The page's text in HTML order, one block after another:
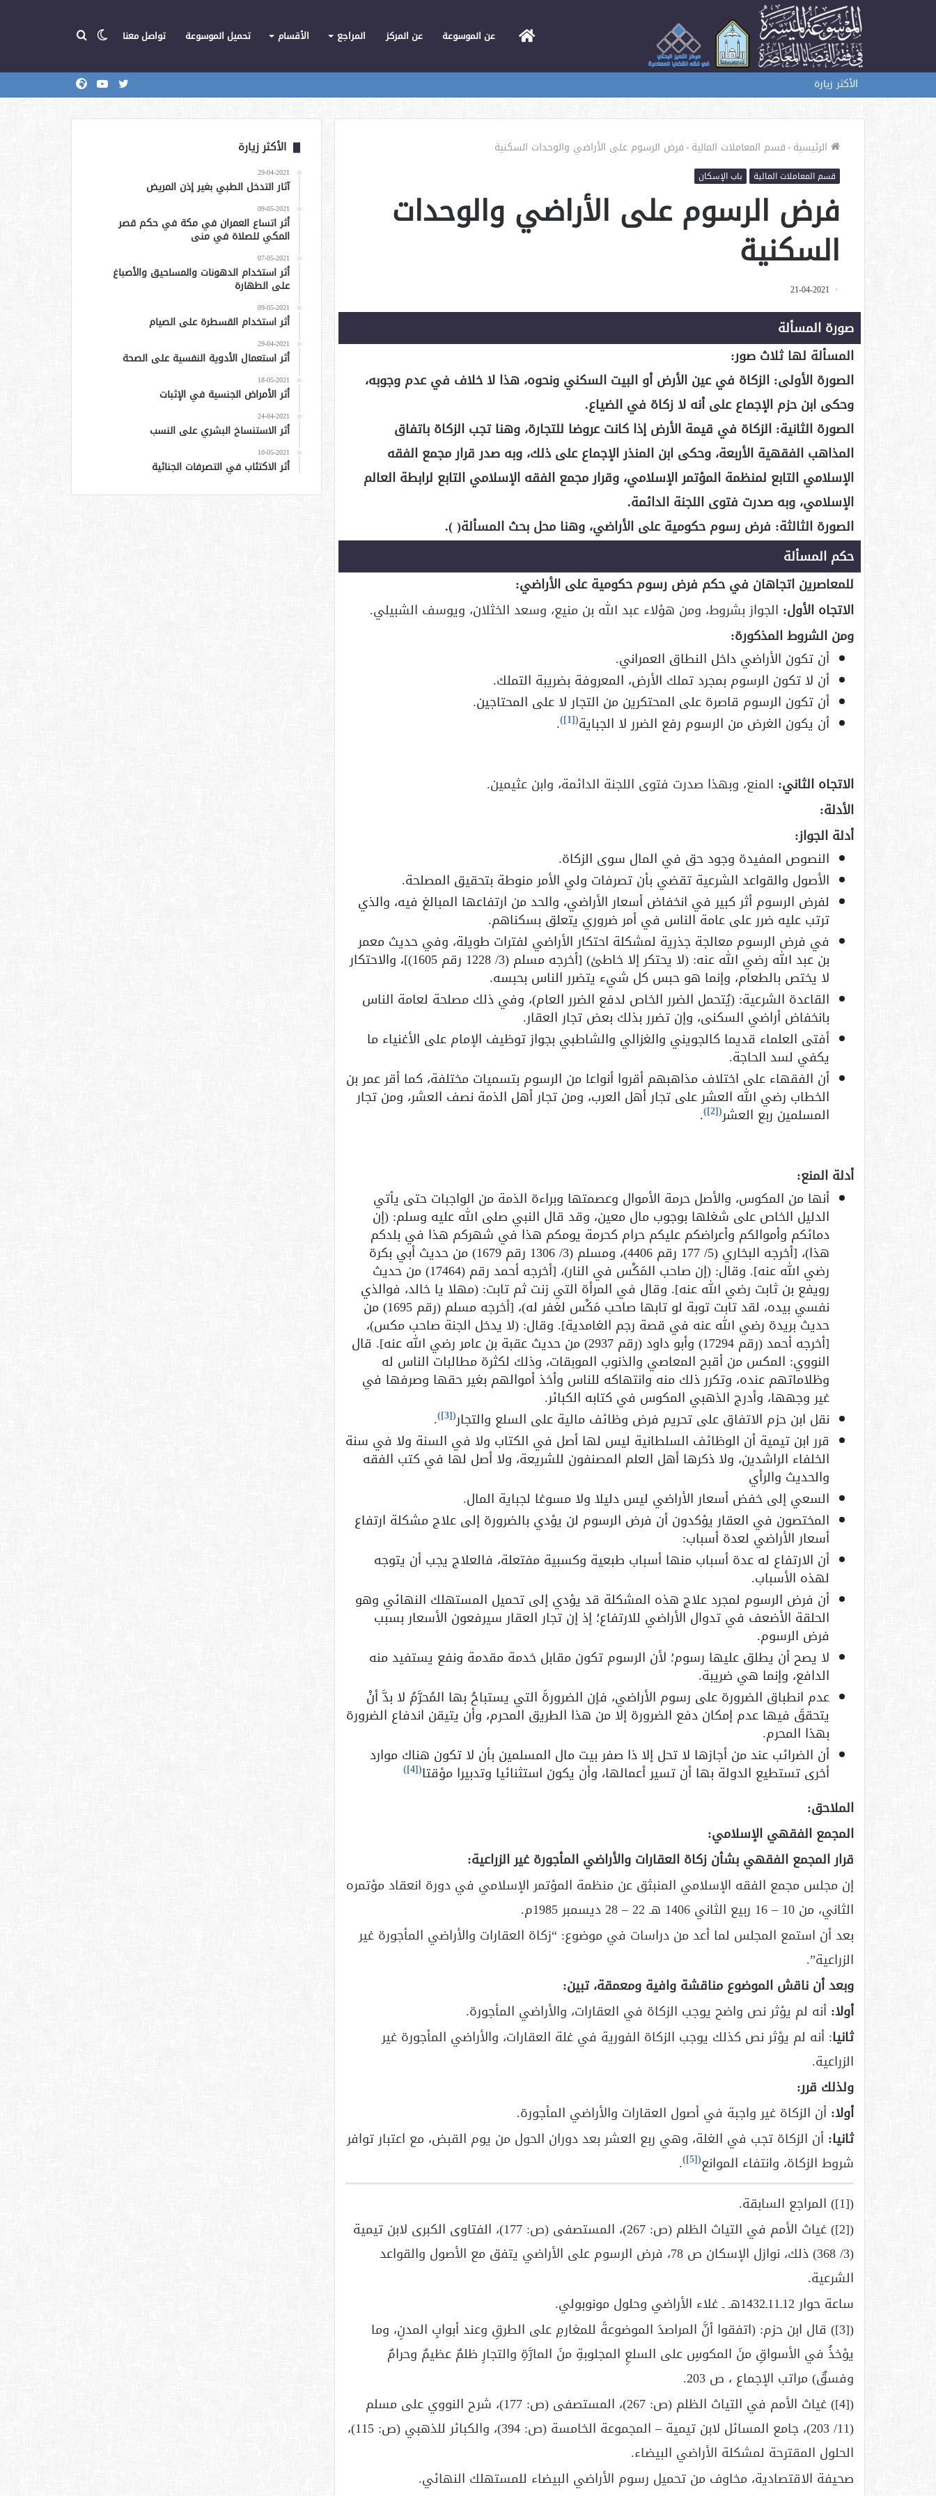
الرئيسيةعن الموسوعة عن المركز المراجع الأقسام تحميل الموسوعة تواصل معنا الوضع
الأكثر زيارة يوتيوب تويتر
الرئيسية-قسم المعاملات المالية-فرض الرسوم على الأراضي والوحدات السكنية
قسم المعاملات المالية باب الإسكان
فرض الرسوم على الأراضي والوحدات
السكنية
21-04-2021
صورة المسألة
المسألة لها ثلاث صور:
الصورة الأولى: الزكاة في عين الأرض أو البيت السكني ونحوه، هذا لا خلاف في عدم وجوبه،
وحكى ابن حزم الإجماع على أنه لا زكاة في الضياع.
الصورة الثانية: الزكاة في قيمة الأرض إذا كانت عروضا للتجارة، وهنا تجب الزكاة باتفاق
المذاهب الفقهية الأربعة، وحكى ابن المنذر الإجماع على ذلك، وبه صدر قرار مجمع الفقه
الإسلامي التابع لمنظمة المؤتمر الإسلامي، وقرار مجمع الفقه الإسلامي التابع لرابطة العالم
الإسلامي، وبه صدرت فتوى اللجنة الدائمة.
الصورة الثالثة: فرض رسوم حكومية على الأراضي، وهنا محل بحث المسألة( ).
حكم المسألة
للمعاصرين اتجاهان في حكم فرض رسوم حكومية على الأراضي:
الاتجاه الأول: الجواز بشروط، ومن هؤلاء عبد الله بن منيع، وسعد الخثلان، ويوسف الشبيلي.
ومن الشروط المذكورة:
أن تكون الأراضي داخل النطاق العمراني.
أن لا تكون الرسوم بمجرد تملك الأرض، المعروفة بضريبة التملك.
أن تكون الرسوم قاصرة على المحتكرين من التجار لا على المحتاجين.
أن يكون الغرض من الرسوم رفع الضرر لا الجباية(
[1]
)
.
الاتجاه الثاني: المنع، وبهذا صدرت فتوى اللجنة الدائمة، وابن عثيمين.
الأدلة:
أدلة الجواز:
النصوص المفيدة وجود حق في المال سوى الزكاة.
الأصول والقواعد الشرعية تقضي بأن تصرفات ولي الأمر منوطة بتحقيق المصلحة.
لفرض الرسوم أثر كبير في انخفاض أسعار الأراضي، والحد من ارتفاعها المبالغ فيه، والذي
ترتب عليه ضرر على عامة الناس في أمر ضروري يتعلق بسكناهم.
في فرض الرسوم معالجة جذرية لمشكلة احتكار الأراضي لفترات طويلة، وفي حديث معمر
بن عبد الله رضي الله عنه: (لا يحتكر إلا خاطئ) [أخرجه مسلم (3/ 1228 رقم 1605)]، والاحتكار
لا يختص بالطعام، وإنما هو حبس كل شيء يتضرر الناس بحبسه.
القاعدة الشرعية: (يُتحمل الضرر الخاص لدفع الضرر العام)، وفي ذلك مصلحة لعامة الناس
بانخفاض أراضي السكنى، وإن تضرر بذلك بعض تجار العقار.
أفتى العلماء قديما كالجويني والغزالي والشاطبي بجواز توظيف الإمام على الأغنياء ما
يكفي لسد الحاجة.
أن الفقهاء على اختلاف مذاهبهم أقروا أنواعا من الرسوم بتسميات مختلفة، كما أقر عمر بن
الخطاب رضي الله العشر على تجار أهل العرب، ومن تجار أهل الذمة نصف العشر، ومن تجار
المسلمين ربع العشر(
[2]
)
.
أدلة المنع:
أنها من المكوس، والأصل حرمة الأموال وعصمتها وبراءة الذمة من الواجبات حتى يأتي
الدليل الخاص على شغلها بوجوب مال معين، وقد قال النبي صلى الله عليه وسلم: (إن
دمائكم وأموالكم وأعراضكم عليكم حرام كحرمة يومكم هذا في شهركم هذا في بلدكم
هذا)، [أخرجه البخاري (5/ 177 رقم 4406)، ومسلم (3/ 1306 رقم 1679) من حديث أبي بكرة
رضي الله عنه]. وقال: (إن صاحب المَكْس في النار)، [أخرجه أحمد رقم (17464) من حديث
رويفع بن ثابت رضي الله عنه]. وقال في المرأة التي زنت ثم تابت: (مهلا يا خالد، فوالذي
نفسي بيده، لقد تابت توبة لو تابها صاحب مَكْس لغفر له)، [أخرجه مسلم (رقم 1695) من
حديث بريدة رضي الله عنه في قصة رجم الغامدية]. وقال: (لا يدخل الجنة صاحب مكس)،
[أخرجه أحمد (رقم 17294) وأبو داود (رقم 2937) من حديث عقبة بن عامر رضي الله عنه]. قال
النووي: المكس من أقبح المعاصي والذنوب الموبقات، وذلك لكثرة مطالبات الناس له
وظلاماتهم عنده، وتكرر ذلك منه وانتهاكه للناس وأخذ أموالهم بغير حقها وصرفها في
غير وجهها، وأدرج الذهبي المكوس في كتابه الكبائر.
نقل ابن حزم الاتفاق على تحريم فرض وظائف مالية على السلع والتجار(
[3]
)
.
قرر ابن تيمية أن الوظائف السلطانية ليس لها أصل في الكتاب ولا في السنة ولا في سنة
الخلفاء الراشدين، ولا ذكرها أهل العلم المصنفون للشريعة، ولا أصل لها في كتب الفقه
والحديث والرأي
السعي إلى خفض أسعار الأراضي ليس دليلا ولا مسوغا لجباية المال.
المختصون في العقار يؤكدون أن فرض الرسوم لن يؤدي بالضرورة إلى علاج مشكلة ارتفاع
أسعار الأراضي لعدة أسباب:
أن الارتفاع له عدة أسباب منها أسباب طبعية وكسبية مفتعلة، فالعلاج يجب أن يتوجه
لهذه الأسباب.
أن فرض الرسوم لمجرد علاج هذه المشكلة قد يؤدي إلى تحميل المستهلك النهائي وهو
الحلقة الأضعف في تدوال الأراضي للارتفاع؛ إذ إن تجار العقار سيرفعون الأسعار بسبب
فرض الرسوم.
لا يصح أن يطلق عليها رسوم؛ لأن الرسوم تكون مقابل خدمة مقدمة ونفع يستفيد منه
الدافع، وإنما هي ضريبة.
عدم انطباق الضرورة على رسوم الأراضي، فإن الضرورةَ التي يستباحُ بها المُحرَّمُ لا بدَّ أنْ
يتحققَ فيها عدم إمكان دفع الضرورة إلا من هذا الطريق المحرم، وأن يتيقن اندفاع الضرورة
بهذا المحرم.
أن الضرائب عند من أجازها لا تحل إلا ذا صفر بيت مال المسلمين بأن لا تكون هناك موارد
أخرى تستطيع الدولة بها أن تسير أعمالها، وأن يكون استثنائيا وتدبيرا مؤقتا(
[4]
)
الملاحق:
المجمع الفقهي الإسلامي:
قرار المجمع الفقهي بشأن زكاة العقارات والأراضي المأجورة غير الزراعية:
إن مجلس مجمع الفقه الإسلامي المنبثق عن منظمة المؤتمر الإسلامي في دورة انعقاد مؤتمره
الثاني، من 10 – 16 ربيع الثاني 1406 هـ 22 – 28 ديسمبر 1985م.
بعد أن استمع المجلس لما أعد من دراسات في موضوع: “زكاة العقارات والأراضي المأجورة غير
الزراعية”.
وبعد أن ناقش الموضوع مناقشة وافية ومعمقة، تبين:
أولا: أنه لم يؤثر نص واضح يوجب الزكاة في العقارات، والأراضي المأجورة.
ثانيا: أنه لم يؤثر نص كذلك يوجب الزكاة الفورية في غلة العقارات، والأراضي المأجورة غير
الزراعية.
ولذلك قرر:
أولا: أن الزكاة غير واجبة في أصول العقارات والأراضي المأجورة.
ثانيا: أن الزكاة تجب في الغلة، وهي ربع العشر بعد دوران الحول من يوم القبض، مع اعتبار توافر
شروط الزكاة، وانتفاء الموانع(
[5]
)
.
([1]) المراجع السابقة.
([2]) غياث الأمم في التياث الظلم (ص: 267)، المستصفى (ص: 177)، الفتاوى الكبرى لابن تيمية
(3/ 368) ذلك، نوازل الإسكان ص 78، فرض الرسوم على الأراضي يتفق مع الأصول والقواعد
الشرعية.
ساعة حوار 12ـ11ـ1432هـ ـ غلاء الأراضي وحلول مونوبولي.
([3]) قال ابن حزم: (اتفقوا أنَّ المراصدَ الموضوعةَ للمغارمِ على الطرقِ وعند أبوابِ المدنِ، وما
يؤخذُ في الأسواقِ منَ المكوسِ على السلعِ المجلوبةِ منَ المارَّةِ والتجارِ ظلمٌ عظيمٌ وحرامٌ
وفسقٌ) مراتب الإجماع ، ص 203.
([4]) غياث الأمم في التياث الظلم (ص: 267)، المستصفى (ص: 177)، شرح النووي على مسلم
(11/ 203)، جامع المسائل لابن تيمية – المجموعة الخامسة (ص: 394)، والكبائر للذهبي (ص: 115)،
الحلول المقترحة لمشكلة الأراضي البيضاء.
صحيفة الاقتصادية، مخاوف من تحميل رسوم الأراضي البيضاء للمستهلك النهائي.
الأكثر زيارة
29-04-2021
آثار التدخل الطبي بغير إذن المريض
09-05-2021
أثر اتساع العمران في مكة في حكم قصر
المكي للصلاة في منى
07-05-2021
أثر استخدام الدهونات والمساحيق والأصباغ
على الطهارة
09-05-2021
أثر استخدام القسطرة على الصيام
29-04-2021
أثر استعمال الأدوية النفسية على الصحة
18-05-2021
أثر الأمراض الجنسية في الإثبات
24-04-2021
أثر الاستنساخ البشري على النسب
10-05-2021
أثر الاكتئاب في التصرفات الجنائية